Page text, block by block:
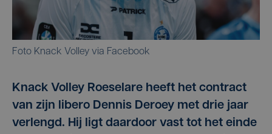
Foto Knack Volley via Facebook
Knack Volley Roeselare heeft het contract
van zijn libero Dennis Deroey met drie jaar
verlengd. Hij ligt daardoor vast tot het einde